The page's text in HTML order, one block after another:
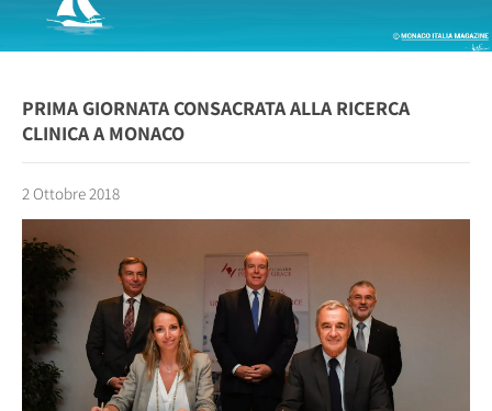
PRIMA GIORNATA CONSACRATA ALLA RICERCA
CLINICA A MONACO
2 Ottobre 2018